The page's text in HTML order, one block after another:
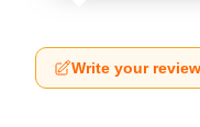
Write your review